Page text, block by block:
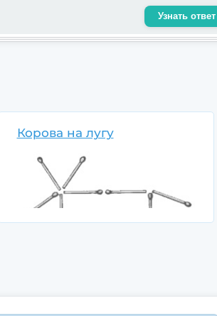
Узнать ответ
Корова на лугу